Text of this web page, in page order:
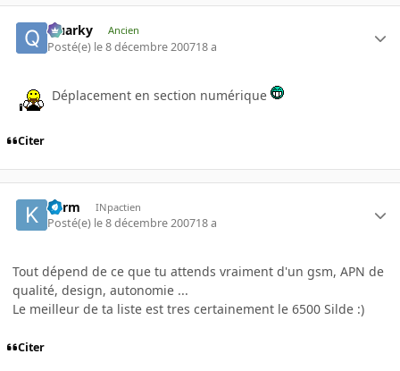
Quarky Ancien
Posté(e) le 8 décembre 200718 a
Déplacement en section numérique
Citer
Karm INpactien
Posté(e) le 8 décembre 200718 a
Tout dépend de ce que tu attends vraiment d'un gsm, APN de
qualité, design, autonomie ...
Le meilleur de ta liste est tres certainement le 6500 Silde :)
Citer